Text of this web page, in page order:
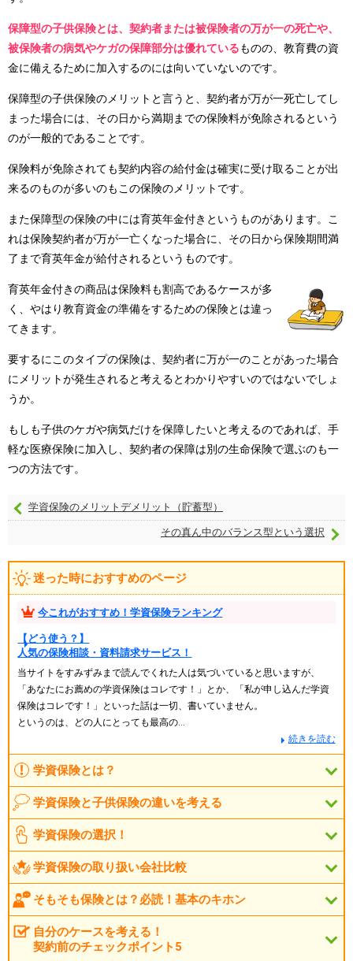
保障型の子供保険とは、契約者または被保険者の万が一の死亡や、
被保険者の病気やケガの保障部分は優れているものの、教育費の資
金に備えるために加入するのには向いていないのです。
保障型の子供保険のメリットと言うと、契約者が万が一死亡してし
まった場合には、その日から満期までの保険料が免除されるという
のが一般的であることです。
保険料が免除されても契約内容の給付金は確実に受け取ることが出
来るのものが多いのもこの保険のメリットです。
また保障型の保険の中には育英年金付きというものがあります。こ
れは保険契約者が万が一亡くなった場合に、その日から保険期間満
了まで育英年金が給付されるというものです。
育英年金付きの商品は保険料も割高であるケースが多
く、やはり教育資金の準備をするための保険とは違っ
てきます。
要するにこのタイプの保険は、契約者に万が一のことがあった場合
にメリットが発生されると考えるとわかりやすいのではないでしょ
うか。
もしも子供のケガや病気だけを保障したいと考えるのであれば、手
軽な医療保険に加入し、契約者の保障は別の生命保険で選ぶのも一
つの方法です。
学資保険のメリットデメリット（貯蓄型）
その真ん中のバランス型という選択
迷った時におすすめのページ
今これがおすすめ！学資保険ランキング
【どう使う？】
人気の保険相談・資料請求サービス！
当サイトをすみずみまで読んでくれた人は気づいていると思いますが、
「あなたにお薦めの学資保険はコレです！」とか、「私が申し込んだ学資
保険はコレです！」といった話は一切、書いていません。
というのは、どの人にとっても最高の…
続きを読む
学資保険とは？
学資保険と子供保険の違いを考える
学資保険の選択！
学資保険の取り扱い会社比較
そもそも保険とは？必読！基本のキホン
自分のケースを考える！
契約前のチェックポイント5